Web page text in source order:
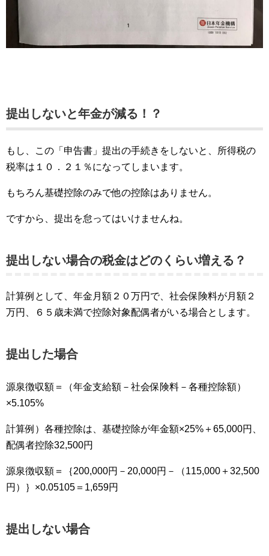
提出しないと年金が減る！？
もし、この「申告書」提出の手続きをしないと、所得税の
税率は１０．２１％になってしまいます。
もちろん基礎控除のみで他の控除はありません。
ですから、提出を怠ってはいけませんね。
提出しない場合の税金はどのくらい増える？
計算例として、年金月額２０万円で、社会保険料が月額２
万円、６５歳未満で控除対象配偶者がいる場合とします。
提出した場合
源泉徴収額＝（年金支給額－社会保険料－各種控除額）
×5.105%
計算例）各種控除は、基礎控除が年金額×25%＋65,000円、
配偶者控除32,500円
源泉徴収額＝｛200,000円－20,000円－（115,000＋32,500
円）｝×0.05105＝1,659円
提出しない場合